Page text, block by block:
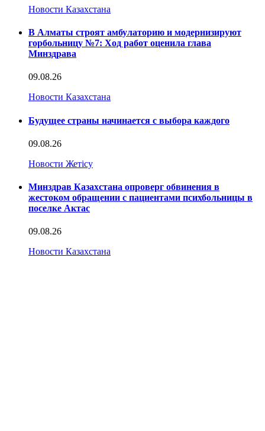
Новости Казахстана
В Алматы строят амбулаторию и модернизируют
горбольницу №7: Ход работ оценила глава
Минздрава
09.08.26
Новости Казахстана
Будущее страны начинается с выбора каждого
09.08.26
Новости Жетісу
Минздрав Казахстана опроверг обвинения в
жестоком обращении с пациентами психбольницы в
поселке Актас
09.08.26
Новости Казахстана